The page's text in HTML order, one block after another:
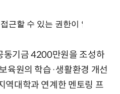
동기금 4200만원을 조성하
육원의 학습·생활환경 개선
역대학과 연계한 멘토링 프